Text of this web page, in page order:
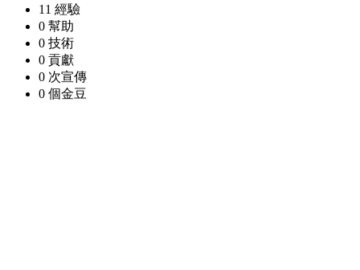
11 經驗
0 幫助
0 技術
0 貢獻
0 次宣傳
0 個金豆